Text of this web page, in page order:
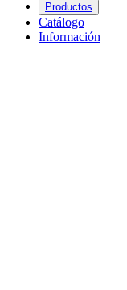
Productos
Catálogo
Información